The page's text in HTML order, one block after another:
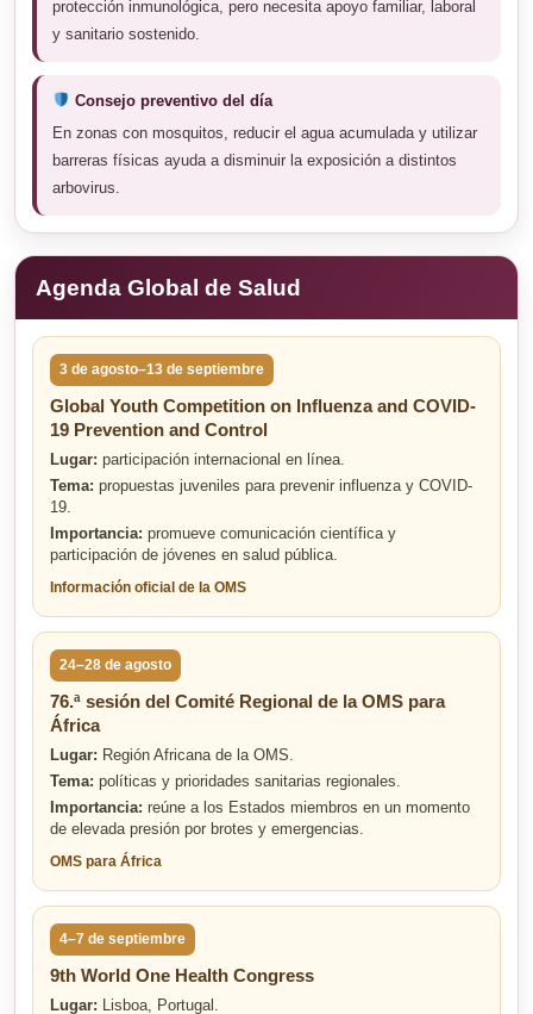
protección inmunológica, pero necesita apoyo familiar, laboral
y sanitario sostenido.
Consejo preventivo del día
En zonas con mosquitos, reducir el agua acumulada y utilizar
barreras físicas ayuda a disminuir la exposición a distintos
arbovirus.
Agenda Global de Salud
3 de agosto–13 de septiembre
Global Youth Competition on Influenza and COVID-
19 Prevention and Control
Lugar: participación internacional en línea.
Tema: propuestas juveniles para prevenir influenza y COVID-
19.
Importancia: promueve comunicación científica y
participación de jóvenes en salud pública.
Información oficial de la OMS
24–28 de agosto
76.ª sesión del Comité Regional de la OMS para
África
Lugar: Región Africana de la OMS.
Tema: políticas y prioridades sanitarias regionales.
Importancia: reúne a los Estados miembros en un momento
de elevada presión por brotes y emergencias.
OMS para África
4–7 de septiembre
9th World One Health Congress
Lugar: Lisboa, Portugal.